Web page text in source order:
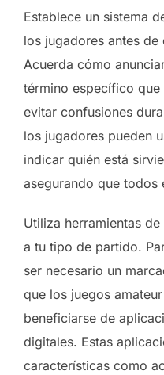
Establece un sistema
los jugadores antes
Acuerda cómo
término específico
evitar confusiones
los jugadores pueden
indicar quién está
asegurando que todos
Utiliza herramientas
a tu tipo de partido.
ser necesario un
que los juegos
beneficiarse de
digitales. Estas
características como